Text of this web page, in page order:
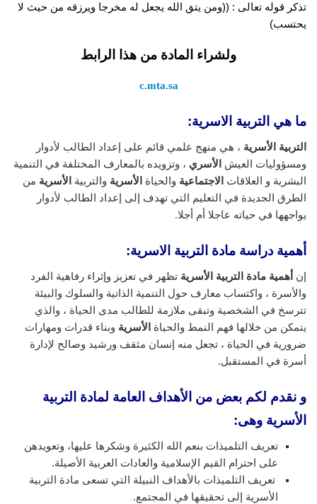
تذكر قوله تعالى : ((ومن يتق الله يجعل له مخرجا ويرزقه من حيث لا
يحتسب)
ولشراء المادة من هذا الرابط
c.mta.sa
ما هي التربية الاسرية:
التربية الأسرية ، هي منهج علمي قائم على إعداد الطالب لأدوار
ومسؤوليات العيش
الأسري ، وتزويده بالمعارف المختلفة في التنمية
البشرية و العلاقات
الاجتماعية والحياة الأسرية والتربية الأسرية من
الطرق الجديدة في التعليم التي تهدف إلى إعداد الطالب لأدوار
يواجهها في حياته عاجلا أم أجلا.
أهمية دراسة مادة التربية الاسرية:
إن أهمية مادة التربية الأسرية تظهر في تعزيز وإثراء رفاهية الفرد
والأسرة ، واكتساب معارف حول التنمية الذاتية والسلوك والبيئة
تترسخ في الشخصية وتبقى ملازمة للطالب مدى الحياة ، والذي
يتمكن من خلالها فهم النمط والحياة الأسرية وبناء قدرات ومهارات
ضرورية في الحياة ، تجعل منه إنسان مثقف ورشيد وصالح لإدارة
أسرة في المستقبل.
و نقدم لكم بعض من الأهداف العامة لمادة التربية
الأسرية وهى:
تعريف التلميذات بنعم الله الكثيرة وشكرها عليها، وتعويدهن
على احترام القيم الإسلامية والعادات العربية الأصيلة.
تعريف التلميذات بالأهداف النبيلة التي تسعى مادة التربية
الأسرية إلى تحقيقها في المجتمع.